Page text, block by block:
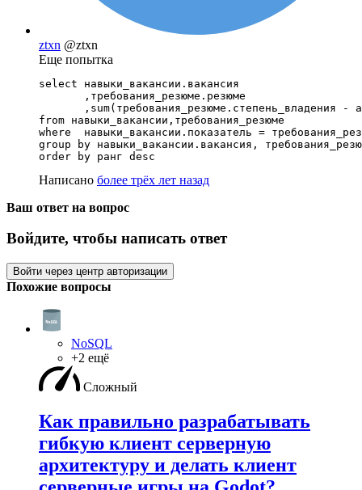
ztxn @ztxn
Еще попытка
select навыки_вакансии.вакансия
       ,требования_резюме.резюме
,sum(требования_резюме.степень_владения -
from навыки_вакансии,требования_резюме
where  навыки_вакансии.показатель =
group by навыки_вакансии.вакансия,
Написано более трёх лет назад
Ваш ответ на вопрос
Войдите, чтобы написать ответ
Войти через центр авторизации
Похожие вопросы
NoSQL
+2 ещё
Сложный
Как правильно разрабатывать
гибкую клиент серверную
архитектуру и делать клиент